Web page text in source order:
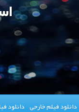
دانلود فیلم خارجی دانلود